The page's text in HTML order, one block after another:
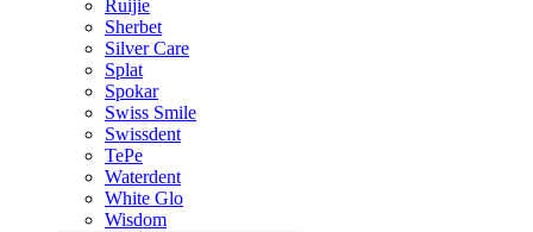
Ruijie
Sherbet
Silver Care
Splat
Spokar
Swiss Smile
Swissdent
TePe
Waterdent
White Glo
Wisdom